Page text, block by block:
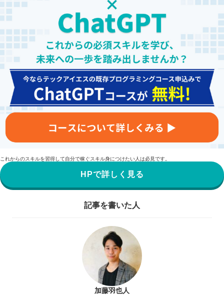
これからのスキルを習得して自分で稼ぐスキル身につけたい人は必見です。
HPで詳しく見る
記事を書いた人
加藤羽也人